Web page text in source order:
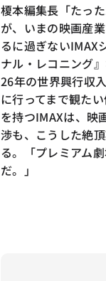
榎本編集長「たっ
が、いまの映画産
るに過ぎないIMAX
ナル・レコニング
26年の世界興行収
に行ってまで観た
を持つIMAXは、映
渉も、こうした絶
る。「プレミアム
だ。」